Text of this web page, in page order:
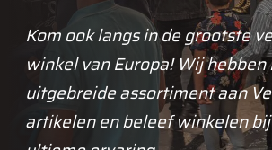
Kom ook langs in de grootste
winkel van Europa! Wij
uitgebreide assortiment aan
artikelen en beleef winkelen